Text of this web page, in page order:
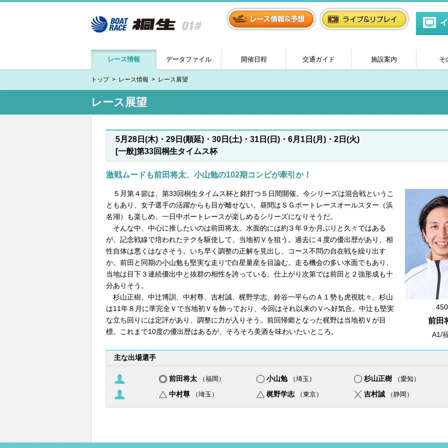
レース情報 データファイル 開催日程 交通ガイド 施設案内 そ
トップ レース情報 レース展望
レース展望
5月28日(木)・29日(順延)・30日(土)・31日(日)・6月1日(月)・2日(火)
[一般]第33回桐生タイムス杯
激戦ムードも前田将太、小山勉の102期コンビが牽引か！
５月第４節は、第33回桐生タイムス杯と銘打つ５日間開催。今シリーズは混合戦というこ
ともあり、女子選手の活躍からも目が離せない。昼間はＳＧボートレースオールスター（浜
名湖）も楽しめ、一日中ボートレースが楽しめるシリーズになりそうだ。
そんな中、中心に推したいのは前田将太。水面的には約３年９か月ぶりと久々ではある
が、記念戦線で培われたテクを駆使して、当地初Ｖを狙う。過去に４度の優出歴があり、相
性自体は悪くはなさそう。いち早く調整の正解を見出し、コース不問の自在戦を繰り出す
か。前田と同期の小山勉も堅実な走りで白星量産を目論む。走る機会の多い水面でもあり、
当地は目下３連続優出中と抜群の相性を誇っている。仕上がり次第では前田と２強形成も十
分ありそう。
杉山正樹、中辻博訓、中村尊、吉村誠、梶野学志、鈴谷一平らのＡ１勢も虎視眈々。杉山
は11年８月に準完全Ｖで当地初Ｖを飾っており、今回はそれ以来のＶへ好気合。中辻も堅実
な立ち回りには定評があり、調整に力が入りそう。前回帰郷となった梶野は当地初Ｖが目
標。これまで10度の優出歴はあるが、そろそろ美酒を味わいたいところ。
前田
A1/
主な出場選手
前田将太 （福岡） 小山勉 （埼玉） 杉山正樹 （愛知）
中村尊 （埼玉） 梶野学志 （東京） 吉村誠 （静岡）